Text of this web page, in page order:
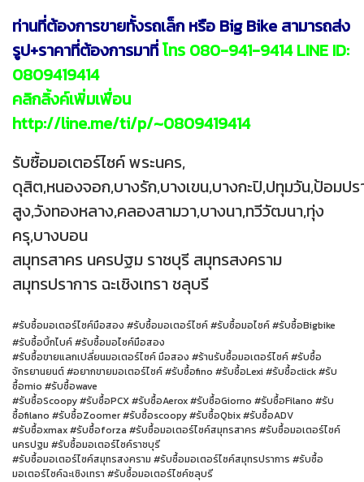
ท่านที่ต้องการขายทั้งรถเล็ก หรือ Big Bike สามารถส่ง
รูป+ราคาที่ต้องการมาที่โทร 080-941-9414 LINE ID:
0809419414
คลิกลิ้งค์เพิ่มเพื่อน
http://line.me/ti/p/~0809419414
รับซื้อมอเตอร์ไซค์ พระนคร,
ดุสิต,หนองจอก,บางรัก,บางเขน,บางกะปิ,ปทุมวัน,ป้อม
สูง,วังทองหลาง,คลองสามวา,บางนา,ทวีวัฒนา,ทุ่ง
ครุ,บางบอน
สมุทรสาคร นครปฐม ราชบุรี สมุทรสงคราม
สมุทรปราการ ฉะเชิงเทรา ชลุบรี
#รับซื้อมอเตอร์ไซค์มือสอง #รับซื้อมอเตอร์ไซค์ #รับซื้อมอไซค์ #รับซื้อBigbike
#รับซื้อบิ้กไบค์ #รับซื้อมอไซค์มือสอง
#รับซื้อขายแลกเปลี่ยนมอเตอร์ไซค์ มือสอง #ร้านรับซื้อมอเตอร์ไซค์ #รับซื้อ
จักรยานยนต์ #อยากขายมอเตอร์ไซค์ #รับซื้อfino #รับซื้อLexi #รับซื้อclick #รับ
ซื้อmio #รับซื้อwave
#รับซื้อScoopy #รับซื้อPCX #รับซื้อAerox #รับซื้อGiorno #รับซื้อFilano #รับ
ซื้อfilano #รับซื้อZoomer #รับซื้อscoopy #รับซื้อQbix #รับซื้อADV
#รับซื้อxmax #รับซื้อforza #รับซื้อมอเตอร์ไซค์สมุทรสาคร #รับซื้อมอเตอร์ไซค์
นครปฐม #รับซื้อมอเตอร์ไซค์ราชบุรี
#รับซื้อมอเตอร์ไซค์สมุทรสงคราม #รับซื้อมอเตอร์ไซค์สมุทรปราการ #รับซื้อ
มอเตอร์ไซค์ฉะเชิงเทรา #รับซื้อมอเตอร์ไซค์ชลุบรี